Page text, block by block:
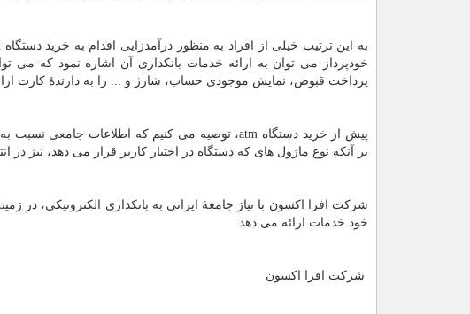
به این ترتیب خیلی از افراد به منظور درآمدزایی اقدام به خرید دستگاه
خودپرداز می توان به ارائه خدمات بانکداری آن اشاره نمود که
پرداخت قبوض، نمایش موجودی حساب، شارژ و ... را به دارندۀ کارت
پیش از خرید دستگاه atm، توصیه می کنیم که اطلاعات جامعی نسبت به
بر آنکه نوع ماژول های که دستگاه در اختیار کاربر قرار می دهد، نیز در
شرکت افرا اکسون با نیاز جامعۀ ایرانی به بانکداری الکترونیکی، در
خود خدمات ارائه می دهد.
شرکت افرا اکسون